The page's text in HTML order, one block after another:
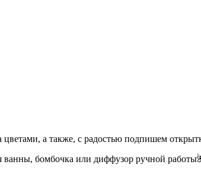
а также, с радостью подпишем
ванны, бомбочка или диффузор ручной